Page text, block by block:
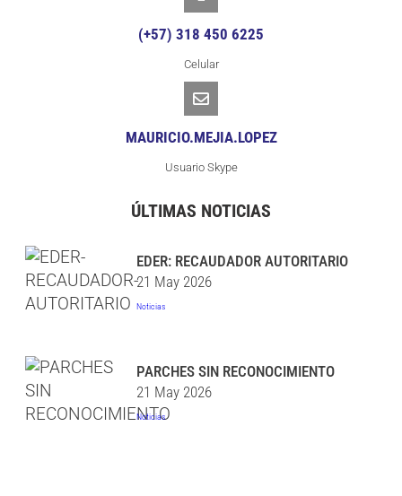
ÚLTIMAS NOTICIAS
EDER: RECAUDADOR AUTORITARIO
21 May 2026
Noticias
PARCHES SIN RECONOCIMIENTO
21 May 2026
Noticias
(+57) 318 450 6225
Celular
MAURICIO.MEJIA.LOPEZ
Usuario Skype